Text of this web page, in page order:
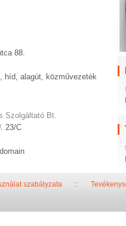
88.
híd, alagút, közművezeték
Szolgáltató Bt.
23/C
szabályzata::